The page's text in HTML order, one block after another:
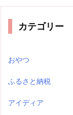
カテゴリー
おやつ
ふるさと納税
アイディア